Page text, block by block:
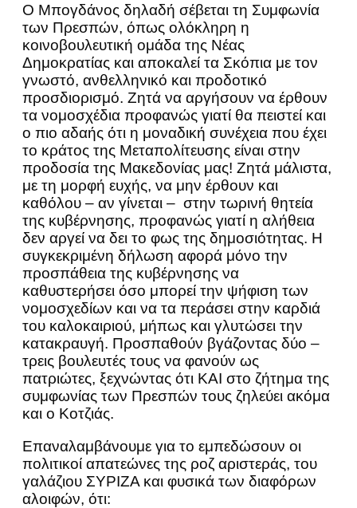
Ο Μπογδάνος δηλαδή σέβεται τη Συμφωνία
των Πρεσπών, όπως ολόκληρη η
κοινοβουλευτική ομάδα της Νέας
Δημοκρατίας και αποκαλεί τα Σκόπια με τον
γνωστό, ανθελληνικό και προδοτικό
προσδιορισμό. Ζητά να αργήσουν να έρθουν
τα νομοσχέδια προφανώς γιατί θα πειστεί και
ο πιο αδαής ότι η μοναδική συνέχεια που έχει
το κράτος της Μεταπολίτευσης είναι στην
προδοσία της Μακεδονίας μας! Ζητά μάλιστα,
με τη μορφή ευχής, να μην έρθουν και
καθόλου – αν γίνεται – στην τωρινή θητεία
της κυβέρνησης, προφανώς γιατί η αλήθεια
δεν αργεί να δει το φως της δημοσιότητας. Η
συγκεκριμένη δήλωση αφορά μόνο την
προσπάθεια της κυβέρνησης να
καθυστερήσει όσο μπορεί την ψήφιση των
νομοσχεδίων και να τα περάσει στην καρδιά
του καλοκαιριού, μήπως και γλυτώσει την
κατακραυγή. Προσπαθούν βγάζοντας δύο –
τρεις βουλευτές τους να φανούν ως
πατριώτες, ξεχνώντας ότι ΚΑΙ στο ζήτημα της
συμφωνίας των Πρεσπών τους ζηλεύει ακόμα
και ο Κοτζιάς.
Επαναλαμβάνουμε για το εμπεδώσουν οι
πολιτικοί απατεώνες της ροζ αριστεράς, του
γαλάζιου ΣΥΡΙΖΑ και φυσικά των διαφόρων
αλοιφών, ότι: